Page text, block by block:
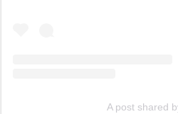
A post shared